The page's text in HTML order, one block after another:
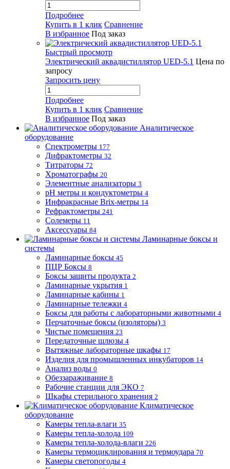
Подробнее
Купить в 1 клик Сравнение
В избранное Под заказ
Быстрый просмотр
Электрический аквадистиллятор UED-5.1 Цена по
запросу
Запросить цену
Подробнее
Купить в 1 клик Сравнение
В избранное Под заказ
Аналитическое
оборудование
Спектрометры 177
Дифрактометры 32
Титраторы 72
Хроматографы 20
Элементные анализаторы 3
pH метры и кондуктометры 4
Инфракрасные Brix-метры 14
Рефрактометры 241
Солемеры 11
Аксессуары 84
Ламинарные боксы и
системы
Ламинарные боксы 45
ПЦР Боксы 8
Боксы защиты продукта 2
Ламинарные укрытия 1
Ламинарные кабины 1
Ламинарные тележки 4
Боксы для работы с лабораторными животными 4
Перчаточные боксы (изоляторы) 3
Чистые помещения 23
Передаточные шлюзы 4
Вытяжные лабораторные шкафы 17
Изделия для промышленных инкубаторов 14
Анализ воды 0
Обеззараживание 8
Рабочие станции для ЭКО 7
Шкафы стерильного хранения 2
Климатическое
оборудование
Камеры тепла-влаги 35
Камеры тепла-холода 109
Камеры тепла-холода-влаги 226
Камеры термоциклирования и термоудара 70
Камеры светопогоды 4